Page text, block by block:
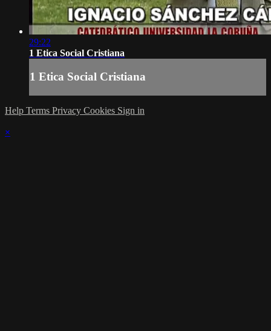
29:22
1 Etica Social Cristiana
1 Etica Social Cristiana
Help Terms Privacy Cookies Sign in
×